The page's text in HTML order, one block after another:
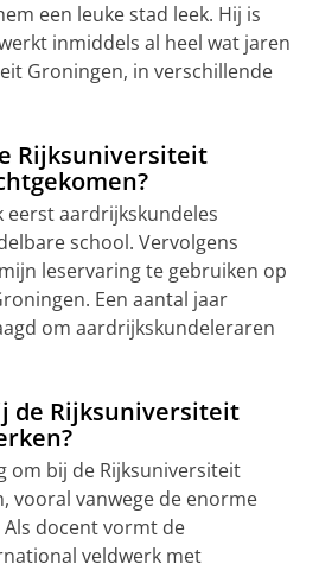
een leuke stad leek. Hij is
inmiddels al heel wat jaren
Groningen, in verschillende
Rijksuniversiteit
eerst aardrijkskundeles
school. Vervolgens
leservaring te gebruiken op
Een aantal jaar
om aardrijkskundeleraren
de Rijksuniversiteit
om bij de Rijksuniversiteit
vooral vanwege de enorme
docent vormt de
veldwerk met